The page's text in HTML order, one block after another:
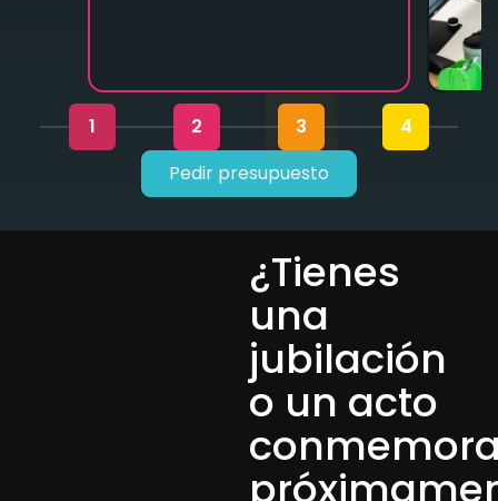
1 2 3
4
Pedir presupuesto
¿Tienes
una
jubilación
o un acto